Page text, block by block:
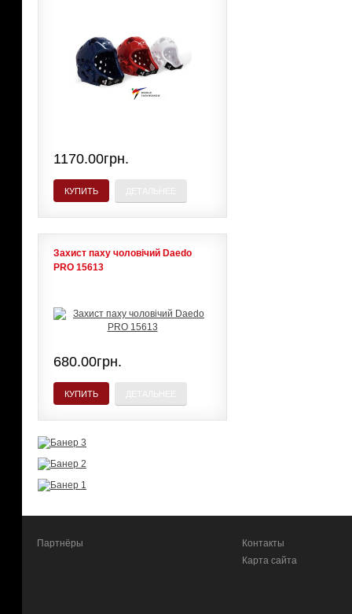
1170.00грн.
КУПИТЬ
Захист паху чоловічий Daedo
PRO 15613
680.00грн.
КУПИТЬ
Партнёры
Контакты
Карта сайта